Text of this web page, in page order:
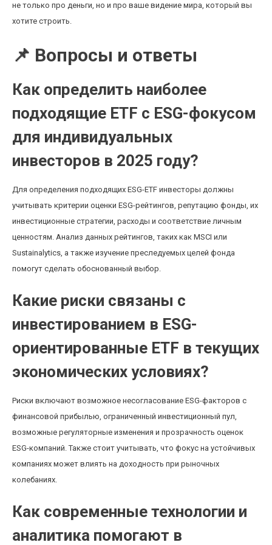
не только про деньги, но и про ваше видение мира, который вы
хотите строить.
📌 Вопросы и ответы
Как определить наиболее
подходящие ETF с ESG-фокусом
для индивидуальных
инвесторов в 2025 году?
Для определения подходящих ESG-ETF инвесторы должны
учитывать критерии оценки ESG-рейтингов, репутацию фонды, их
инвестиционные стратегии, расходы и соответствие личным
ценностям. Анализ данных рейтингов, таких как MSCI или
Sustainalytics, а также изучение преследуемых целей фонда
помогут сделать обоснованный выбор.
Какие риски связаны с
инвестированием в ESG-
ориентированные ETF в текущих
экономических условиях?
Риски включают возможное несогласование ESG-факторов с
финансовой прибылью, ограниченный инвестиционный пул,
возможные регуляторные изменения и прозрачность оценок
ESG-компаний. Также стоит учитывать, что фокус на устойчивых
компаниях может влиять на доходность при рыночных
колебаниях.
Как современные технологии и
аналитика помогают в